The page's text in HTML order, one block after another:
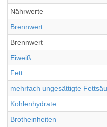
Nährwerte
Brennwert
Brennwert
Eiweiß
Fett
mehrfach ungesättigte
Kohlenhydrate
Brotheinheiten